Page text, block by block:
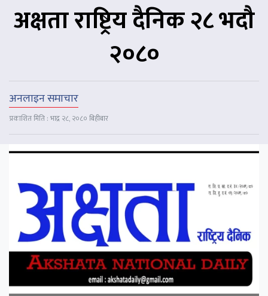
अक्षता राष्ट्रिय दैनिक २८ भदौ
२०८०
अनलाइन समाचार
प्रकाशित मिति : भाद्र २८, २०८० बिहीबार